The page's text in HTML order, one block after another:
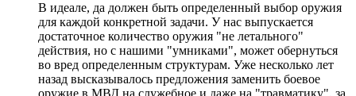
В идеале, да должен быть определенный выбор оружия
для каждой конкретной задачи. У нас выпускается
достаточное количество оружия "не летального"
действия, но с нашими "умниками", может обернуться
во вред определенным структурам. Уже несколько лет
назад высказывалось предложения заменить боевое